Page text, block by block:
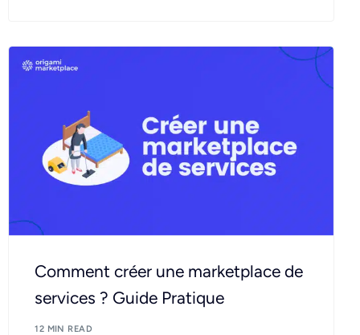
Comment créer une marketplace de
services ? Guide Pratique
12 MIN READ